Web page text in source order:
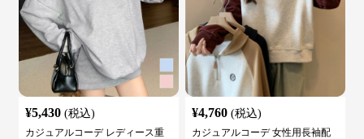
¥5,430 (税込)
カジュアルコーデ レディース重
¥4,760 (税込)
カジュアルコーデ 女性用長袖配